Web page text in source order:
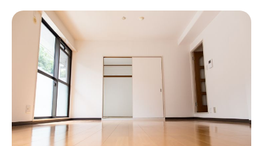
#無垢 #猫と暮らす #50㎡以下
#土間 #ビフォア・アフター #戸建
#中古物件 #ペット #フルリノベーション
#無垢フローリング #予算
#照明 #タイル #書斎 #洗面所